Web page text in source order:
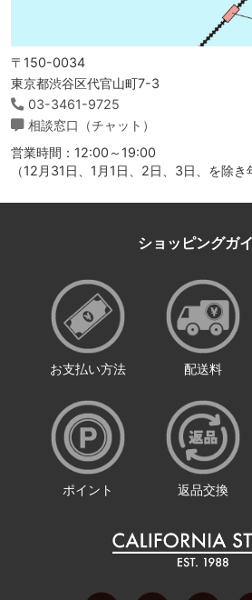
〒150-0034
東京都渋谷区代官山町7-3
03-3461-9725
相談窓口（チャット）
営業時間：12:00～19:00
（12月31日、1月1日、2日、3日、を除き
ショッピングガ
お支払い方法 配送料
ポイント 返品交換